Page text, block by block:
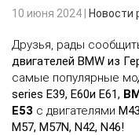
10 июня 2024| Новости
Друзья, рады
двигателей BMW из
самые популярные
series E39, E60и E61,
E53 с двигателями
M57, M57N, N42, N46!